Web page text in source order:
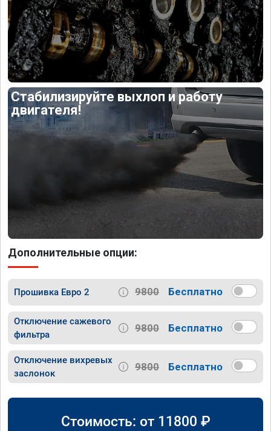
Стабилизируйте выхлоп и работу
двигателя!
Дополнительные опции:
Прошивка Евро 2 9800 Бесплатно
Отключение сажевого
фильтра
9800 Бесплатно
Отключение вихревых
заслонок
9800 Бесплатно
Стоимость: от 11800 ₽